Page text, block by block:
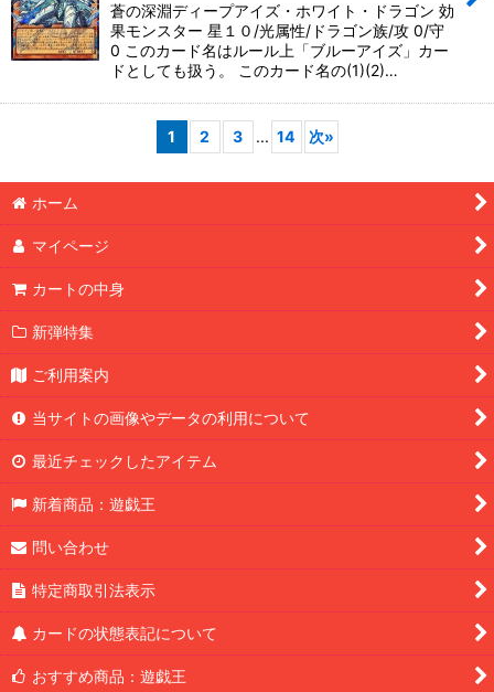
蒼の深淵ディープアイズ・ホワイト・ドラゴン 効
果モンスター 星１０/光属性/ドラゴン族/攻 0/守
0 このカード名はルール上「ブルーアイズ」カー
ドとしても扱う。 このカード名の(1)(2)…
1 2 3 ... 14 次»
ホーム
マイページ
カートの中身
新弾特集
ご利用案内
当サイトの画像やデータの利用について
最近チェックしたアイテム
新着商品：遊戯王
問い合わせ
特定商取引法表示
カードの状態表記について
おすすめ商品：遊戯王